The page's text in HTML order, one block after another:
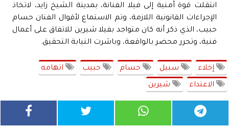
انتقلت قوة أمنية إلى فيلا الفنانة، بمدينة الشيخ زايد، لاتخاذ
الإجراءات القانونية اللازمة، وتم الاستماع لأقوال الفنان حسام
حبيب، الذي ذكر أنه كان متواجد بفيلا شيرين للاتفاق على أعمال
فنية، وتحرر محضر بالواقعة، وباشرت النيابة التحقيق.
إخلاء سبيل حسام حبيب اتهامه
الاعتداء شيرين